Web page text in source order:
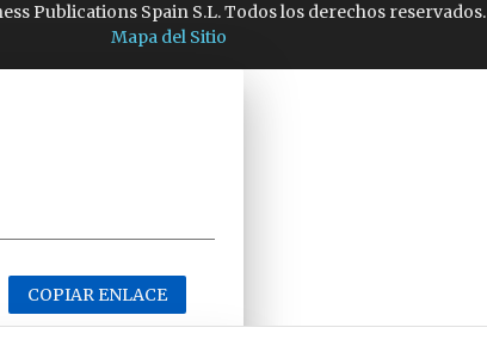
Publications Spain S.L. Todos los derechos reservados.
Mapa del Sitio
COPIAR ENLACE